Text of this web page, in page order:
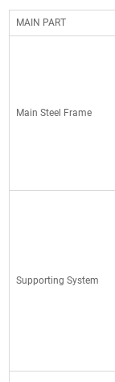
MAIN PART
Main Steel Frame
Supporting System